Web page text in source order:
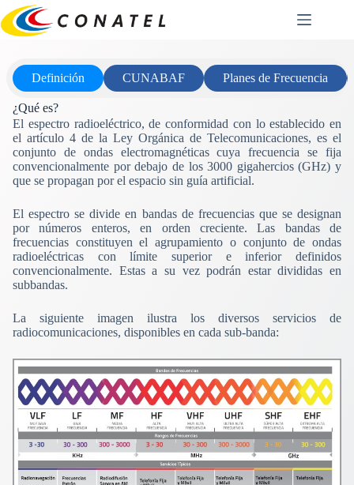
Saltar
al
contenido
Definición CUNABAF Planes de Frecuencia
¿Qué es?
El espectro radioeléctrico, de conformidad con lo establecido en
el artículo 4 de la Ley Orgánica de Telecomunicaciones, es el
conjunto de ondas electromagnéticas cuya frecuencia se fija
convencionalmente por debajo de los 3000 gigahercios (GHz) y
que se propagan por el espacio sin guía artificial.
El espectro se divide en bandas de frecuencias que se designan
por números enteros, en orden creciente. Las bandas de
frecuencias constituyen el agrupamiento o conjunto de ondas
radioeléctricas con límite superior e inferior definidos
convencionalmente. Estas a su vez podrán estar divididas en
subbandas.
La siguiente imagen ilustra los diversos servicios de
radiocomunicaciones, disponibles en cada sub-banda: